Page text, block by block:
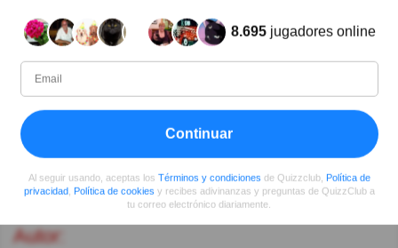
Laura Aceves Hace 8año(s)
Muy interesante
Muy entretenido.
Autor:
8.695 jugadores online
Continuar
Al seguir usando, aceptas los Términos y condiciones de Quizzclub, Política de
privacidad, Política de cookies y recibes adivinanzas y preguntas de QuizzClub a
tu correo electrónico diariamente.